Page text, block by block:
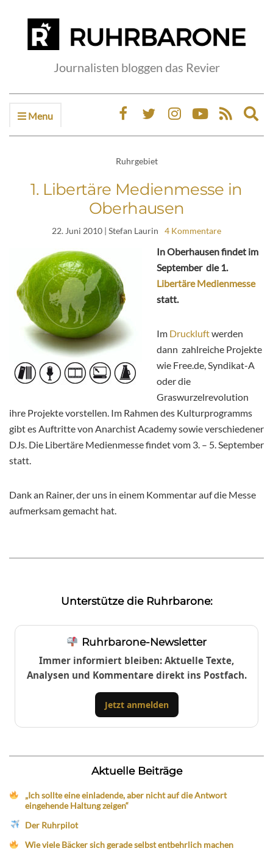
Journalisten bloggen das Revier
Menu
Ruhrgebiet
1. Libertäre Medienmesse in
Oberhausen
22. Juni 2010 | Stefan Laurin 4 Kommentare
In Oberhausen findet im
September die 1.
Libertäre Medienmesse
statt.
Im Druckluftwerden
dann zahlreiche Projekte
wie Free.de, Syndikat-A
oder die
Graswurzelrevolution
ihre Projekte vorstellen. Im Rahmen des Kulturprogramms
gibt es Auftritte von Anarchist Academy sowie verschiedener
DJs. Die Libertäre Medienmesse findet vom 3. – 5. September
statt.
Dank an Rainer, der uns in einem Kommentar auf die Messe
aufmerksam gemacht hat.
Unterstütze die Ruhrbarone:
Ruhrbarone-Newsletter
Immer informiert bleiben: Aktuelle Texte,
Analysen und Kommentare direkt ins Postfach.
Jetzt anmelden
Aktuelle Beiträge
„Ich sollte eine einladende, aber nicht auf die Antwort
eingehende Haltung zeigen“
Der Ruhrpilot
Wie viele Bäcker sich gerade selbst entbehrlich machen